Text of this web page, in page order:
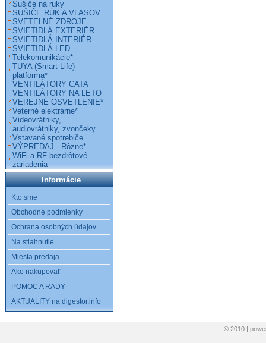
Sušiče na ruky
SUŠIČE RÚK A VLASOV
SVETELNÉ ZDROJE
SVIETIDLÁ EXTERIÉR
SVIETIDLÁ INTERIÉR
SVIETIDLÁ LED
Telekomunikácie*
TUYA (Smart Life)
platforma*
VENTILÁTORY CATA
VENTILÁTORY NA LETO
VEREJNÉ OSVETLENIE*
Veterné elektrárne*
Videovrátniky,
audiovrátniky, zvončeky
Vstavané spotrebiče
VÝPREDAJ - Rôzne*
WiFi a RF bezdrôtové
zariadenia
Informácie
Kto sme
Obchodné podmienky
Ochrana osobných údajov
Na stiahnutie
Miesta predaja
Ako nakupovať
POMOC A RADY
AKTUALITY na digestor.info
© 2010 |